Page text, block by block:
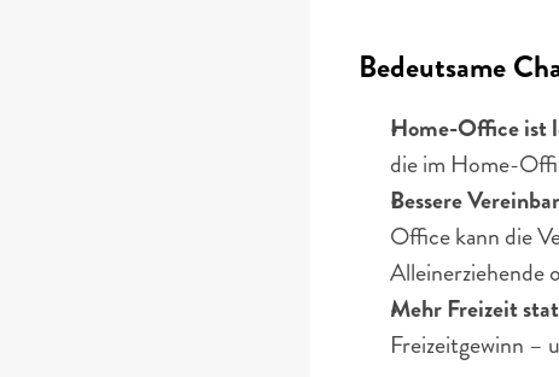
Bedeutsame
Home-Office ist
die im Home-
Bessere
Office kann die
Alleinerziehende
Mehr Freizeit
Freizeitgewinn –